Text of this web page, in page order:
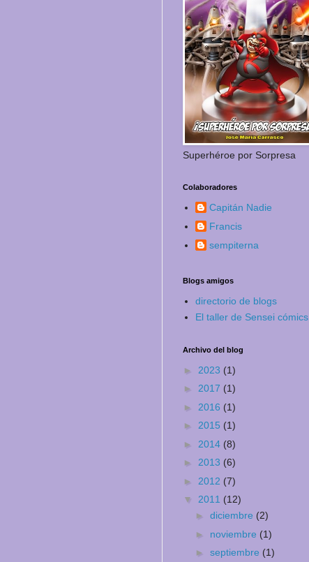
Superhéroe por Sorpresa
Colaboradores
Capitán Nadie
Francis
sempiterna
Blogs amigos
directorio de blogs
El taller de Sensei cómics.
Archivo del blog
► 2023 (1)
► 2017 (1)
► 2016 (1)
► 2015 (1)
► 2014 (8)
► 2013 (6)
► 2012 (7)
▼ 2011 (12)
► diciembre (2)
► noviembre (1)
► septiembre (1)